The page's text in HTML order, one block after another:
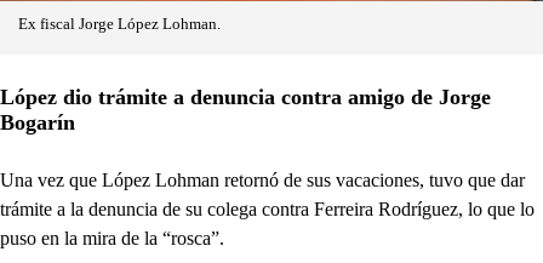
Ex fiscal Jorge López Lohman.
López dio trámite a denuncia contra amigo de Jorge
Bogarín
Una vez que López Lohman retornó de sus vacaciones, tuvo que dar
trámite a la denuncia de su colega contra Ferreira Rodríguez, lo que lo
puso en la mira de la “rosca”.